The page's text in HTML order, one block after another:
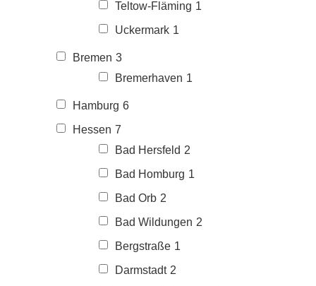
Teltow-Fläming 1
Uckermark 1
Bremen 3
Bremerhaven 1
Hamburg 6
Hessen 7
Bad Hersfeld 2
Bad Homburg 1
Bad Orb 2
Bad Wildungen 2
Bergstraße 1
Darmstadt 2